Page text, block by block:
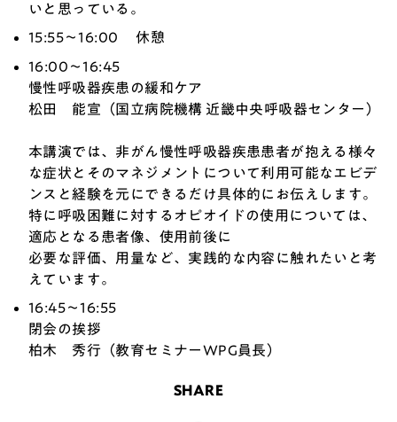
いと思っている。
15:55～16:00 休憩
16:00～16:45
慢性呼吸器疾患の緩和ケア
松田 能宣（国立病院機構 近畿中央呼吸器センター）
本講演では、非がん慢性呼吸器疾患患者が抱える様々
な症状とそのマネジメントについて利用可能なエビデ
ンスと経験を元にできるだけ具体的にお伝えします。
特に呼吸困難に対するオピオイドの使用については、
適応となる患者像、使用前後に
必要な評価、用量など、実践的な内容に触れたいと考
えています。
16:45～16:55
閉会の挨拶
柏木 秀行（教育セミナーWPG員長）
SHARE